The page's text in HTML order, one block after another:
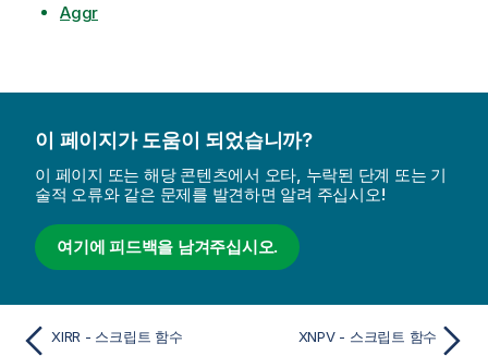
Aggr
이 페이지가 도움이 되었습니까?
이 페이지 또는 해당 콘텐츠에서 오타, 누락된 단계 또는 기
술적 오류와 같은 문제를 발견하면 알려 주십시오!
여기에 피드백을 남겨주십시오.
XIRR - 스크립트 함수 XNPV - 스크립트 함수